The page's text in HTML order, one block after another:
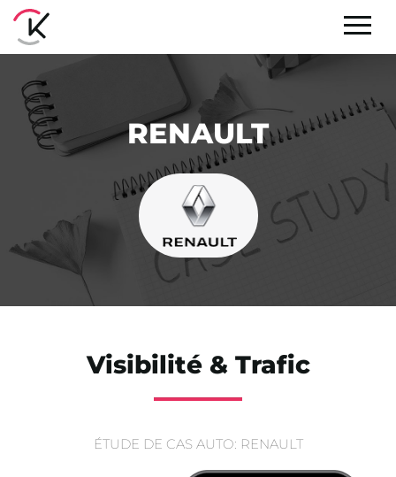
RENAULT
Visibilité & Trafic
ÉTUDE DE CAS AUTO: RENAULT